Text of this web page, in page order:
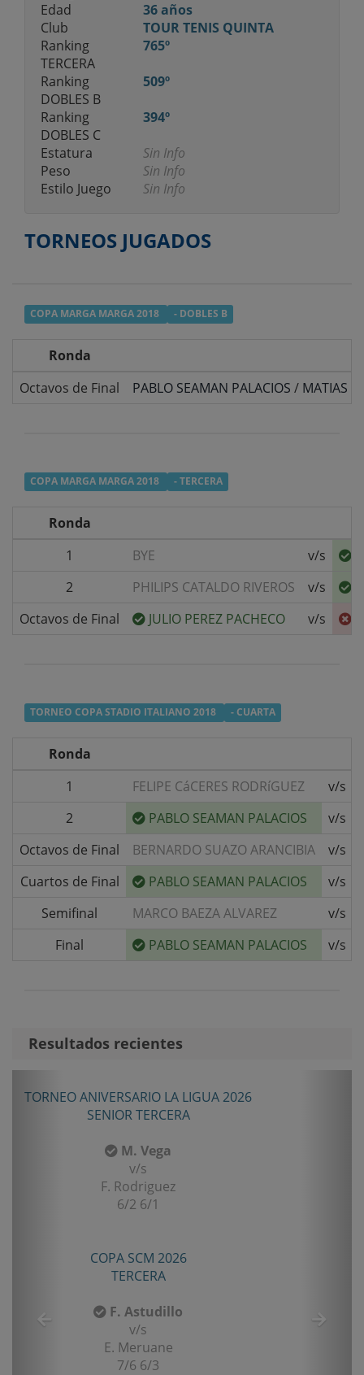
Edad
36 años
Club
TOUR TENIS QUINTA
Ranking
TERCERA
765º
Ranking
DOBLES B
509º
Ranking
DOBLES C
394º
Estatura
Sin Info
Peso
Sin Info
Estilo Juego
Sin Info
TORNEOS JUGADOS
COPA MARGA MARGA 2018 - DOBLES B
Ronda
Octavos de Final
PABLO SEAMAN PALACIOS / MATIAS
COPA MARGA MARGA 2018 - TERCERA
Ronda
1
BYE v/s
2
PHILIPS CATALDO RIVEROS v/s
Octavos de Final
JULIO PEREZ PACHECO v/s
TORNEO COPA STADIO ITALIANO 2018 - CUARTA
Ronda
1
FELIPE CáCERES RODRíGUEZ
v/s
2
PABLO SEAMAN PALACIOS v/s
Octavos de Final
BERNARDO SUAZO ARANCIBIA
v/s
Cuartos de Final
PABLO SEAMAN PALACIOS v/s
Semifinal
MARCO BAEZA ALVAREZ
v/s
Final
PABLO SEAMAN PALACIOS v/s
Resultados recientes
TORNEO ANIVERSARIO LA LIGUA 2026
SENIOR TERCERA
M. Vega
v/s
F. Rodriguez
6/2 6/1
COPA SCM 2026
TERCERA
F. Astudillo
v/s
E. Meruane
7/6 6/3